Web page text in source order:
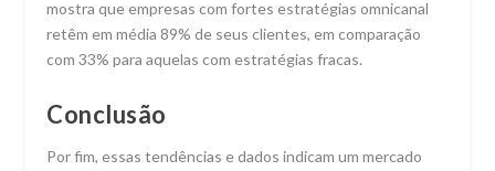
mostra que empresas com fortes estratégias omnicanal
retêm em média 89% de seus clientes, em comparação
com 33% para aquelas com estratégias fracas.
Conclusão
Por fim, essas tendências e dados indicam um mercado